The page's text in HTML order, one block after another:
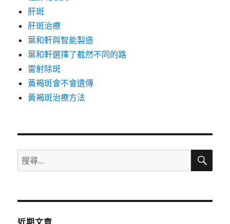
肝斑
肝斑治療
葉和軒與智能製造
葉和軒選擇了截然不同的路
雷射除斑
黃褐斑會不會遺傳
黃褐斑治療方法
搜
尋
鍵
搜